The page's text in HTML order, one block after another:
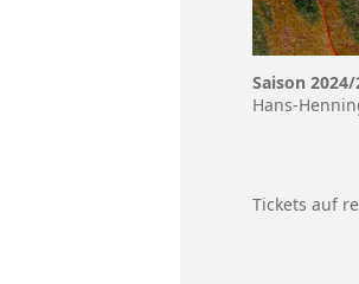
Saison
Hans-
Tickets auf